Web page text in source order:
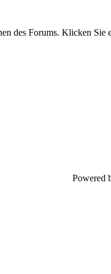
des Forums. Klicken
Powered